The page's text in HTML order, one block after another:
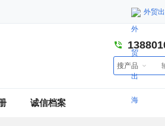
外贸
搜产品
诚信档案